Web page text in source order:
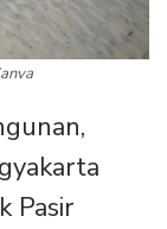
Pasir